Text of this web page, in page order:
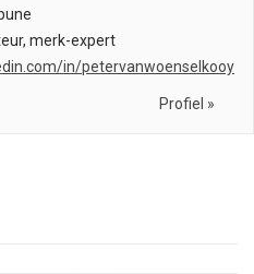
merk-expert
in/petervanwoenselkooy
Profiel »